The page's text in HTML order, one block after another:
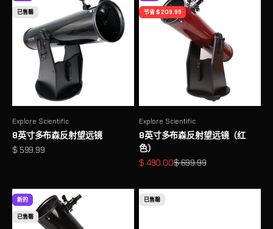
已售罄
Explore Scientific
8英寸多布森反射望远镜
促销价格
$ 599.99
节省 $ 209.99
Explore Scientific
8英寸多布森反射望远镜（红
色）
促销价格
$ 490.00原价
$ 699.99
新的
已售罄
已售罄